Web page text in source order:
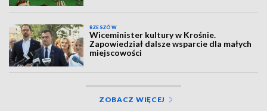
RZESZÓW
Wiceminister kultury w Krośnie.
Zapowiedział dalsze wsparcie dla małych
miejscowości
ZOBACZ WIĘCEJ